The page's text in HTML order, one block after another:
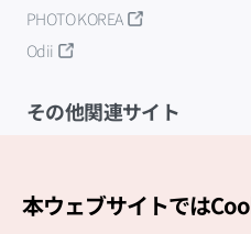
PHOTO KOREA
Odii
その他関連サイト
本ウェブサイトでは